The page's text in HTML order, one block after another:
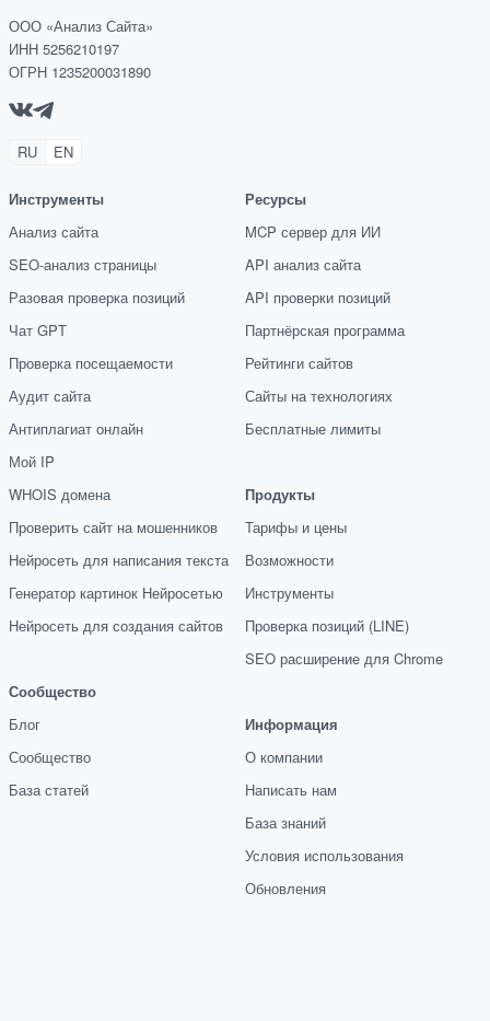
ООО «Анализ Сайта»
ИНН 5256210197
ОГРН 1235200031890
RU EN
Инструменты
Анализ сайта
SEO-анализ страницы
Разовая проверка позиций
Чат GPT
Проверка посещаемости
Аудит сайта
Антиплагиат онлайн
Мой IP
WHOIS домена
Проверить сайт на мошенников
Нейросеть для написания текста
Генератор картинок Нейросетью
Нейросеть для создания сайтов
Сообщество
Блог
Сообщество
База статей
Ресурсы
MCP сервер для ИИ
API анализ сайта
API проверки позиций
Партнёрская программа
Рейтинги сайтов
Сайты на технологиях
Бесплатные лимиты
Продукты
Тарифы и цены
Возможности
Инструменты
Проверка позиций (LINE)
SEO расширение для Chrome
Информация
О компании
Написать нам
База знаний
Условия использования
Обновления